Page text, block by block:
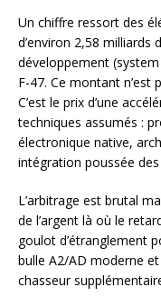
Un chiffre ressort des
d’environ 2,58 milliards
développement
F-47. Ce montant n’est
C’est le prix d’une
techniques assumés :
électronique native,
intégration poussée
L’arbitrage est brutal
de l’argent là où le
goulot d’étranglement
bulle A2/AD moderne et
chasseur